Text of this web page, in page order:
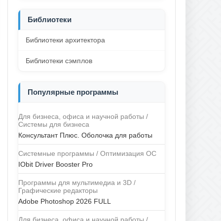
Библиотеки
Библиотеки архитектора
Библиотеки сэмплов
Популярные программы
Для бизнеса, офиса и научной работы /
Системы для бизнеса
Консультант Плюс. Оболочка для работы
Системные программы / Оптимизация ОС
IObit Driver Booster Pro
Программы для мультимедиа и 3D /
Графические редакторы
Adobe Photoshop 2026 FULL